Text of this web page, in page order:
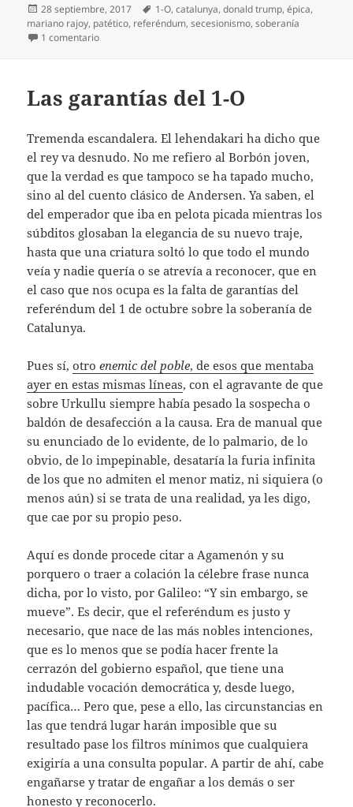
Publicado
el
28 septiembre, 2017 Etiquetas
1-O,catalunya,donald trump,épica,
mariano rajoy, patético, referéndum,secesionismo,soberanía
1 comentarioen Lo épico y lo patético
Las garantías del 1-O
Tremenda escandalera. El lehendakari ha dicho que
el rey va desnudo. No me refiero al Borbón joven,
que la verdad es que tampoco se ha tapado mucho,
sino al del cuento clásico de Andersen. Ya saben, el
del emperador que iba en pelota picada mientras los
súbditos glosaban la elegancia de su nuevo traje,
hasta que una criatura soltó lo que todo el mundo
veía y nadie quería o se atrevía a reconocer, que en
el caso que nos ocupa es la falta de garantías del
referéndum del 1 de octubre sobre la soberanía de
Catalunya.
Pues sí,otroenemic del poble, de esos que mentaba
ayer en estas mismas líneas, con el agravante de que
sobre Urkullu siempre había pesado la sospecha o
baldón de desafección a la causa. Era de manual que
su enunciado de lo evidente, de lo palmario, de lo
obvio, de lo impepinable, desataría la furia infinita
de los que no admiten el menor matiz, ni siquiera (o
menos aún) si se trata de una realidad, ya les digo,
que cae por su propio peso.
Aquí es donde procede citar a Agamenón y su
porquero o traer a colación la célebre frase nunca
dicha, por lo visto, por Galileo: “Y sin embargo, se
mueve”. Es decir, que el referéndum es justo y
necesario, que nace de las más nobles intenciones,
que es lo menos que se podía hacer frente la
cerrazón del gobierno español, que tiene una
indudable vocación democrática y, desde luego,
pacífica… Pero que, pese a ello, las circunstancias en
las que tendrá lugar harán imposible que su
resultado pase los filtros mínimos que cualquiera
exigiría a una consulta popular. A partir de ahí, cabe
engañarse y tratar de engañar a los demás o ser
honesto y reconocerlo.